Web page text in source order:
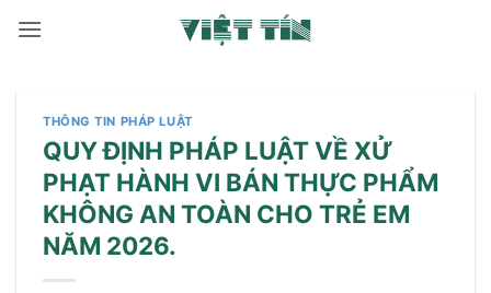
qua
THÔNG TIN PHÁP LUẬT
QUY ĐỊNH PHÁP LUẬT VỀ XỬ
PHẠT HÀNH VI BÁN THỰC PHẨM
KHÔNG AN TOÀN CHO TRẺ EM
NĂM 2026.